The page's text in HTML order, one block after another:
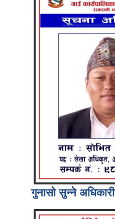
गुनासो सुन्ने अधिकारी